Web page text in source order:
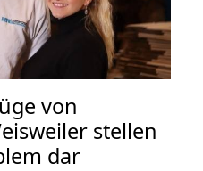
von
stellen
dar